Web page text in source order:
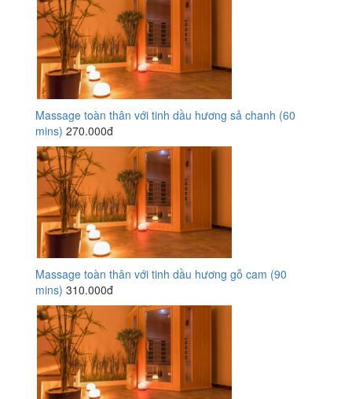
Massage toàn thân với tinh dầu hương sả chanh (60
mins) 270.000đ
Massage toàn thân với tinh dầu hương gỗ cam (90
mins) 310.000đ